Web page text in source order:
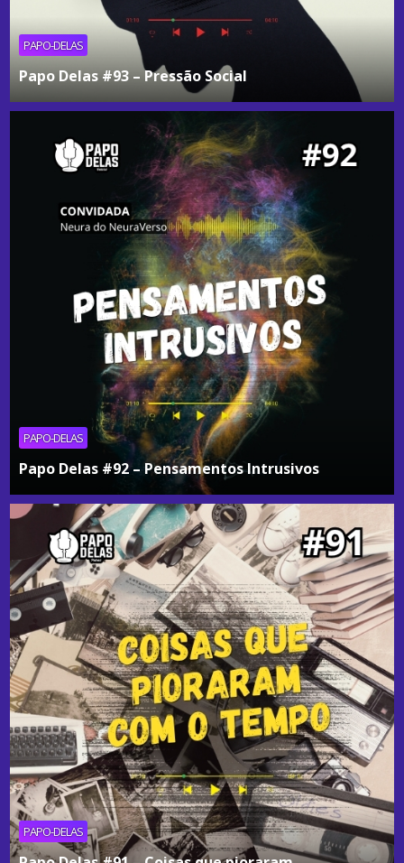
PAPO-DELAS
Papo Delas #93 – Pressão Social
PAPO-DELAS
Papo Delas #92 – Pensamentos Intrusivos
PAPO-DELAS